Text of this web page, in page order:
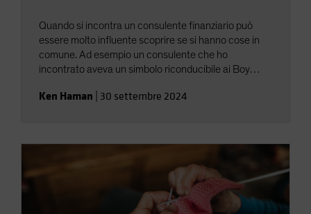
Quando si incontra un consulente finanziario può
essere molto influente scoprire se si hanno cose in
comune. Ad esempio un consulente che ho
incontrato aveva un simbolo riconducibile ai Boy
e la nostra conversazione è diventata più profonda e
condiviso le nostre esperienze con la nautica,
coaching sarebbe stata in acqua.
Ken Haman 30 settembre 2024